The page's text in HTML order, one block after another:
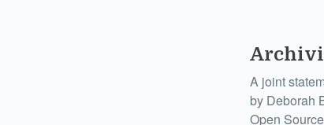
A joint
by Deborah
Open